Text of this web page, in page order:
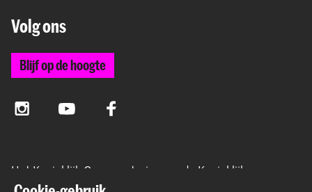
Volg ons
Blijf op de hoogte
InstagramYouTube Facebook
Het Koninklijk Conservatorium en de Koninklijke
Academie van Beeldende Kunsten vormen samen